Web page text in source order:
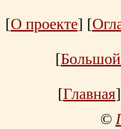
[О проекте] [
[
[Главная
©